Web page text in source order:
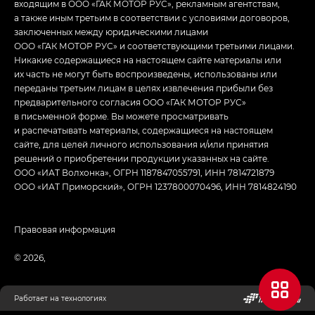
входящим в ООО «ГАК МОТОР РУС», рекламным агентствам,
а также иным третьим в соответствии с условиями договоров,
заключенных между юридическими лицами
ООО «ГАК МОТОР РУС» и соответствующими третьими лицами.
Никакие содержащиеся на настоящем сайте материалы или
их часть не могут быть воспроизведены, использованы или
переданы третьим лицам в целях извлечения прибыли без
предварительного согласия ООО «ГАК МОТОР РУС»
в письменной форме. Вы можете просматривать
и распечатывать материалы, содержащиеся на настоящем
сайте, для целей личного использования и/или принятия
решений о приобретении продукции указанных на сайте.
ООО «ИАТ Волхонка», ОГРН 1187847055791, ИНН 7814721879
ООО «ИАТ Приморский», ОГРН 1237800070496, ИНН 7814824190
© 2026,
Правовая информация
Работает на технологиях